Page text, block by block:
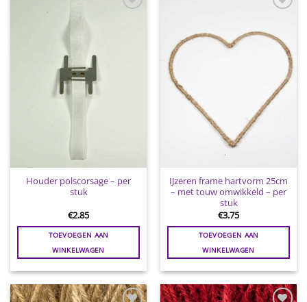
Houder polscorsage – per
stuk
€2.85
TOEVOEGEN AAN
WINKELWAGEN
wenslijst
IJzeren frame hartvorm 25cm
– met touw omwikkeld – per
stuk
€3.75
TOEVOEGEN AAN
WINKELWAGEN